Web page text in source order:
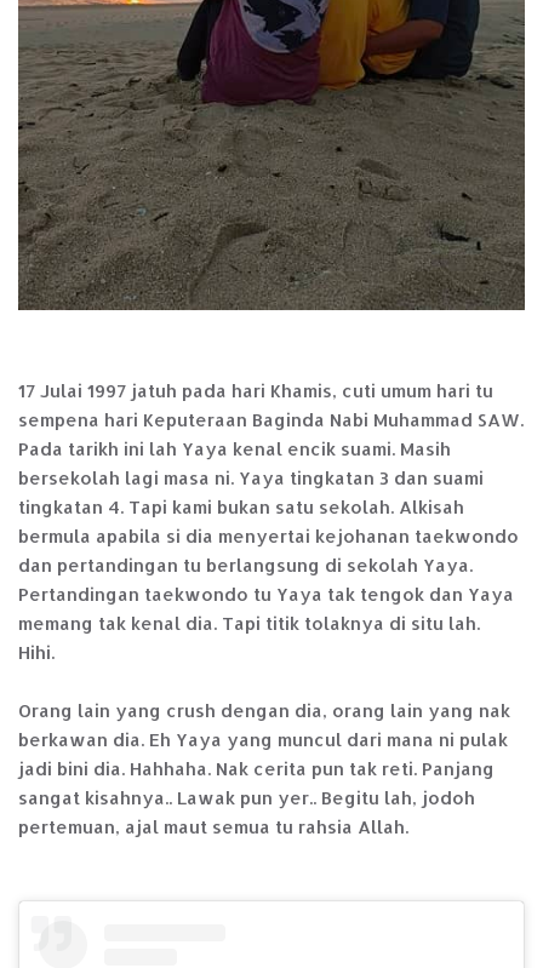
17 Julai 1997 jatuh pada hari Khamis, cuti umum hari tu
sempena hari Keputeraan Baginda Nabi Muhammad SAW.
Pada tarikh ini lah Yaya kenal encik suami. Masih
bersekolah lagi masa ni. Yaya tingkatan 3 dan suami
tingkatan 4. Tapi kami bukan satu sekolah. Alkisah
bermula apabila si dia menyertai kejohanan taekwondo
dan pertandingan tu berlangsung di sekolah Yaya.
Pertandingan taekwondo tu Yaya tak tengok dan Yaya
memang tak kenal dia. Tapi titik tolaknya di situ lah.
Hihi.
Orang lain yang crush dengan dia, orang lain yang nak
berkawan dia. Eh Yaya yang muncul dari mana ni pulak
jadi bini dia. Hahhaha. Nak cerita pun tak reti. Panjang
sangat kisahnya.. Lawak pun yer.. Begitu lah, jodoh
pertemuan, ajal maut semua tu rahsia Allah.